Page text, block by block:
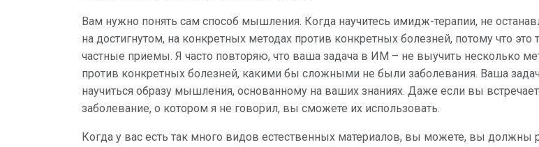
Вам нужно понять сам способ мышления. Когда научитесь имидж-терапии, не
на достигнутом, на конкретных методах против конкретных болезней, потому что это
частные приемы. Я часто повторяю, что ваша задача в ИМ – не выучить несколько
против конкретных болезней, какими бы сложными не были заболевания. Ваша
научиться образу мышления, основанному на ваших знаниях. Даже если вы
заболевание, о котором я не говорил, вы сможете их использовать.
Когда у вас есть так много видов естественных материалов, вы можете, вы должны